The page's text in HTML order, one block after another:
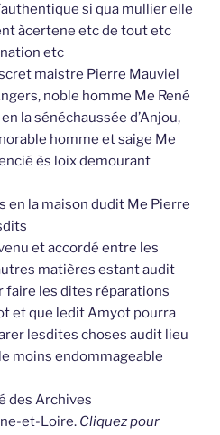
si qua mullier elle
àcertene etc de tout etc
etc
maistre Pierre Mauviel
noble homme Me René
la sénéchaussée d’Anjou,
homme et saige Me
ès loix demourant
en la maison dudit Me Pierre
et accordé entre les
matières estant audit
faire les dites réparations
et que ledit Amyot pourra
lesdites choses audit lieu
moins endommageable
des Archives
et-Loire. Cliquez pour